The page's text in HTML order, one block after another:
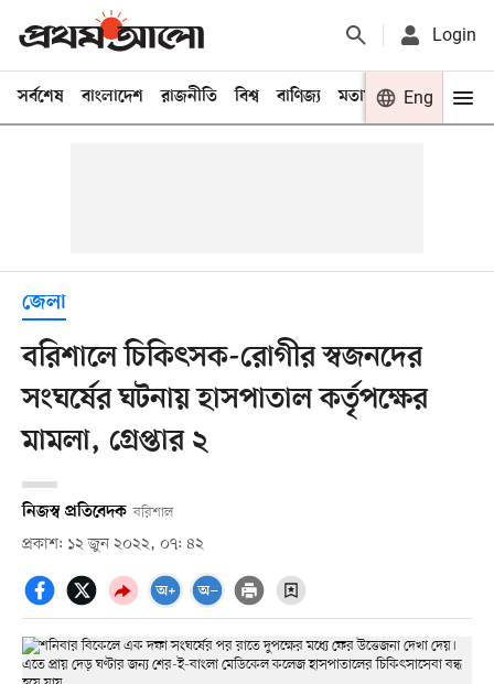
Login
সর্বশেষ বাংলাদেশ রাজনীতি বিশ্ব বাণিজ্য মতামত খেলা
Eng
জেলা
বরিশালে চিকিৎসক-রোগীর স্বজনদের
সংঘর্ষের ঘটনায় হাসপাতাল কর্তৃপক্ষের
মামলা, গ্রেপ্তার ২
নিজস্ব প্রতিবেদক বরিশাল
প্রকাশ: ১২ জুন ২০২২, ০৭: ৪২